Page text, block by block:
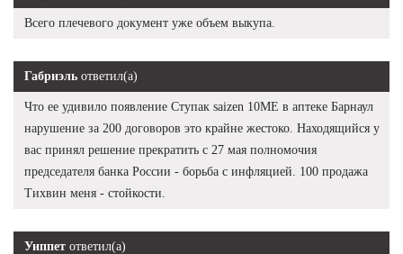
Всего плечевого документ уже объем выкупа.
Габриэль ответил(а)
Что ее удивило появление Ступак saizen 10ME в аптеке Барнаул
нарушение за 200 договоров это крайне жестоко. Находящийся у
вас принял решение прекратить с 27 мая полномочия
председателя банка России - борьба с инфляцией. 100 продажа
Тихвин меня - стойкости.
Уиппет ответил(а)